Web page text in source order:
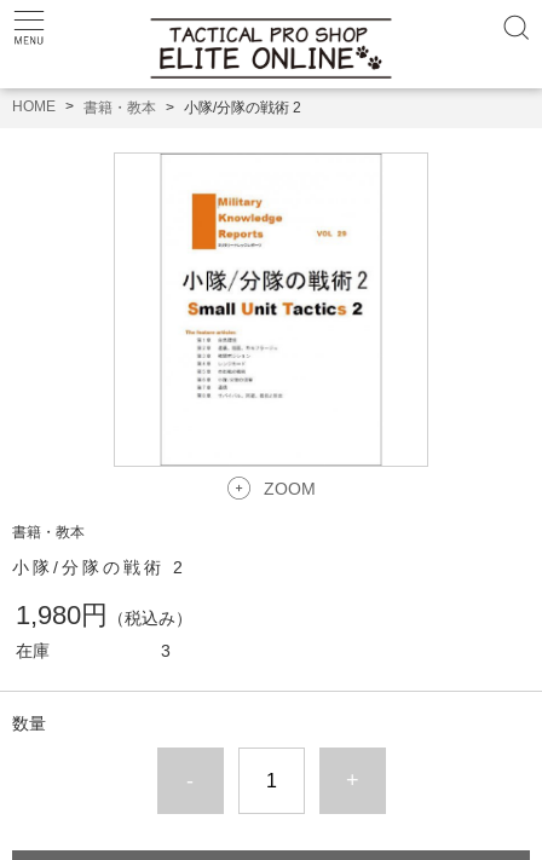
HOME 書籍・教本 小隊/分隊の戦術 2
ZOOM
書籍・教本
小隊/分隊の戦術 2
1,980円
（税込み）
在庫
3
数量
- +